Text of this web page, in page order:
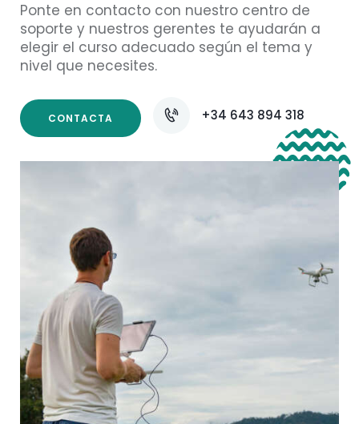
Ponte en contacto con nuestro centro de
soporte y nuestros gerentes te ayudarán a
elegir el curso adecuado según el tema y
nivel que necesites.
CONTACTA +34 643 894 318